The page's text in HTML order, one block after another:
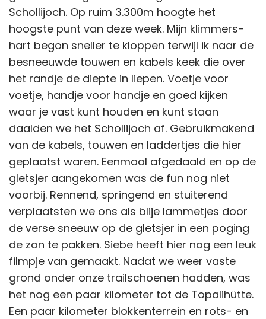
Schollijoch. Op ruim 3.300m hoogte het
hoogste punt van deze week. Mijn klimmers-
hart begon sneller te kloppen terwijl ik naar de
besneeuwde touwen en kabels keek die over
het randje de diepte in liepen. Voetje voor
voetje, handje voor handje en goed kijken
waar je vast kunt houden en kunt staan
daalden we het Schollijoch af. Gebruikmakend
van de kabels, touwen en laddertjes die hier
geplaatst waren. Eenmaal afgedaald en op de
gletsjer aangekomen was de fun nog niet
voorbij. Rennend, springend en stuiterend
verplaatsten we ons als blije lammetjes door
de verse sneeuw op de gletsjer in een poging
de zon te pakken. Siebe heeft hier nog een leuk
filmpje van gemaakt. Nadat we weer vaste
grond onder onze trailschoenen hadden, was
het nog een paar kilometer tot de Topalihütte.
Een paar kilometer blokkenterrein en rots- en